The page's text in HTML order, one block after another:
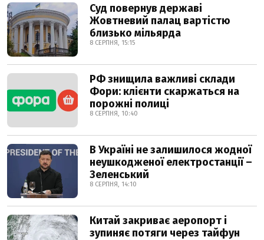
Суд повернув державі
Жовтневий палац вартістю
близько мільярда
8 СЕРПНЯ, 15:15
РФ знищила важливі склади
Фори: клієнти скаржаться на
порожні полиці
8 СЕРПНЯ, 10:40
В Україні не залишилося жодної
неушкодженої електростанції –
Зеленський
8 СЕРПНЯ, 14:10
Китай закриває аеропорт і
зупиняє потяги через тайфун